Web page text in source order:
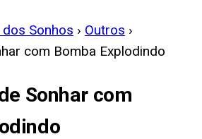
Sonhos › Outros ›
com Bomba Explodindo
Sonhar com